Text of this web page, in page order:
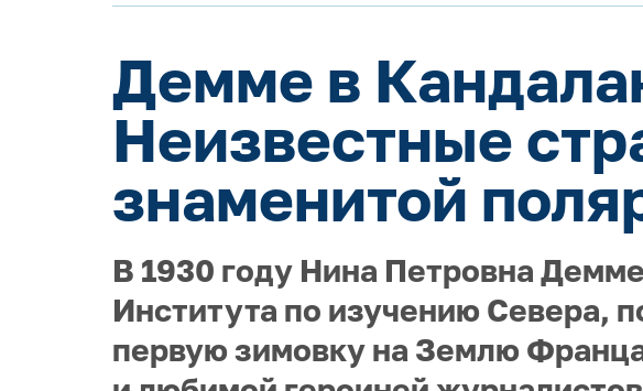
Демме в
Неизвестные
знаменитой
В 1930 году Нина Петровна
Института по изучению Севера,
первую зимовку на Землю